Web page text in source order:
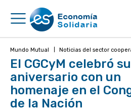
Mundo Mutual Noticias del sector
El CGCyM celebró
aniversario con un
homenaje en el
de la Nación